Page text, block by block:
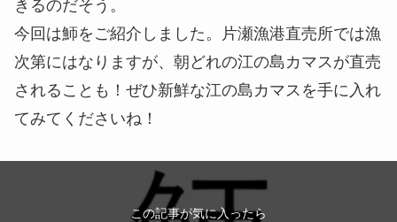
きるのだそう。
今回は魳をご紹介しました。片瀬漁港直売所では漁
次第にはなりますが、朝どれの江の島カマスが直売
されることも！ぜひ新鮮な江の島カマスを手に入れ
てみてくださいね！
この記事が気に入ったら